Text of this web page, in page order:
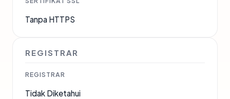
Tanpa HTTPS
REGISTRAR
REGISTRAR
Tidak Diketahui